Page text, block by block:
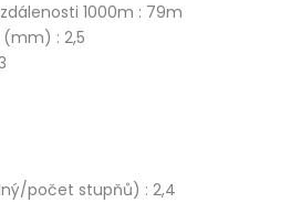
1000m : 79m
: 2,5
počet stupňů) : 2,4